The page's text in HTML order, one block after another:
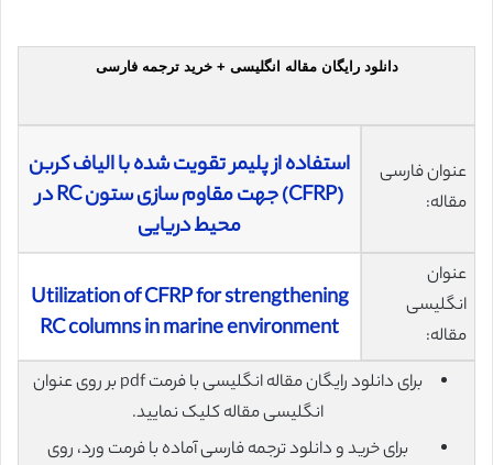
دانلود رایگان مقاله انگلیسی + خرید ترجمه فارسی
عنوان فارسی
مقاله:
استفاده از پلیمر تقویت شده با الیاف کربن
(CFRP) جهت مقاوم سازی ستون RC در
محیط دریایی
عنوان
انگلیسی
مقاله:
Utilization of CFRP for strengthening
RC columns in marine environment
برای دانلود رایگان مقاله انگلیسی با فرمت pdf بر روی عنوان
انگلیسی مقاله کلیک نمایید.
برای خرید و دانلود ترجمه فارسی آماده با فرمت ورد، روی